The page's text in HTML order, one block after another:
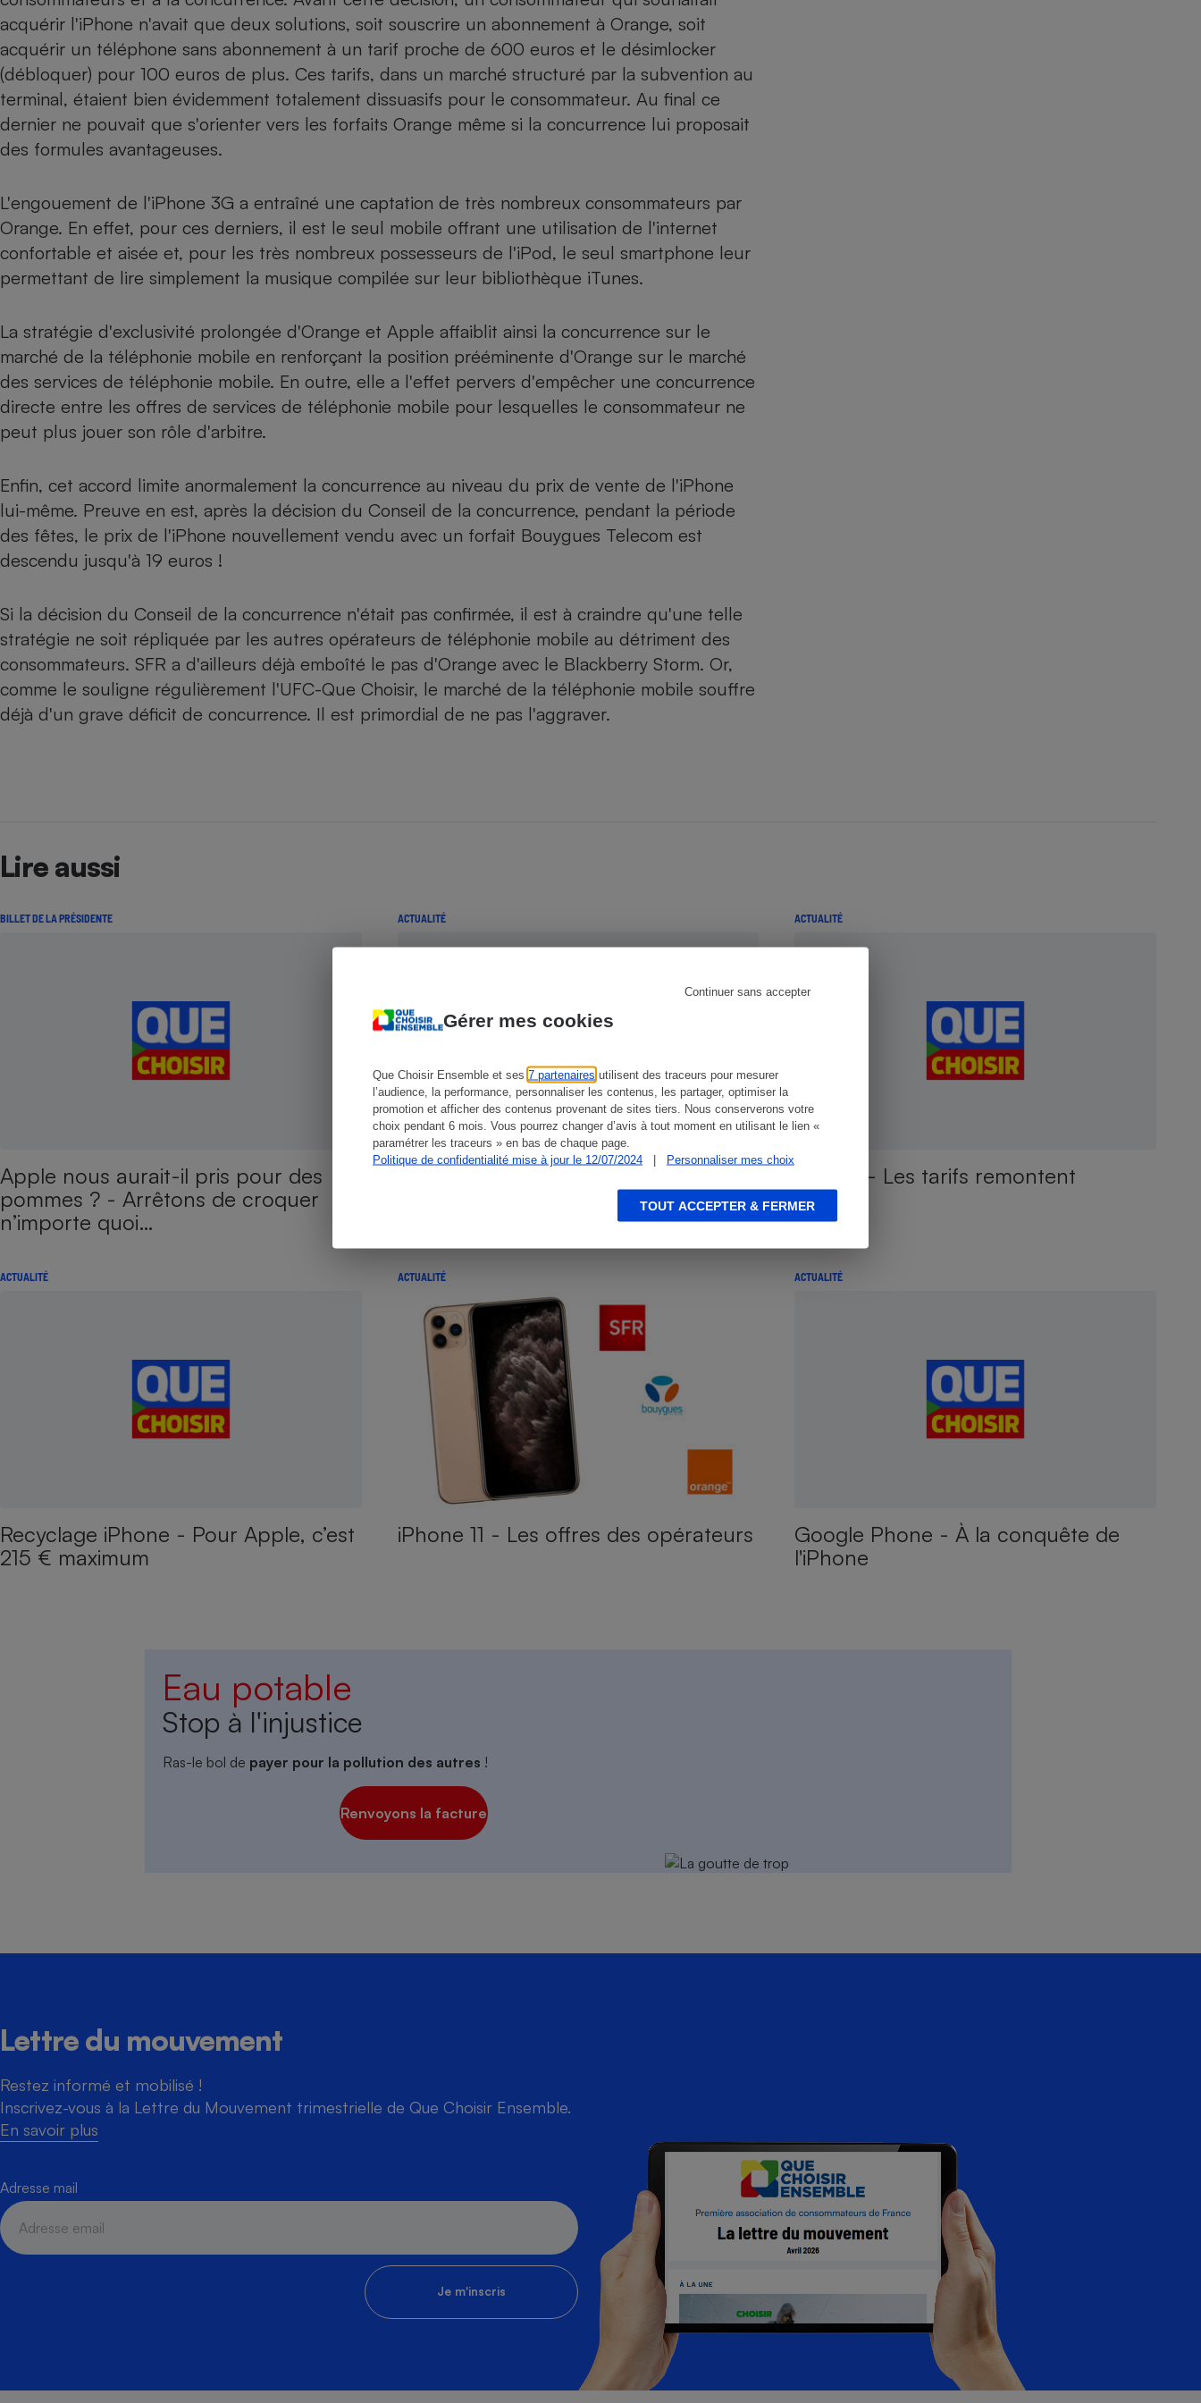
Gérer mes cookies
Que Choisir Ensemble et ses 7 partenaires utilisent des traceurs pour mesurer
l’audience, la performance, personnaliser les contenus, les partager, optimiser la
promotion et afficher des contenus provenant de sites tiers. Nous conserverons votre
choix pendant 6 mois. Vous pourrez changer d’avis à tout moment en utilisant le lien «
paramétrer les traceurs » en bas de chaque page.
Politique de confidentialité mise à jour le 12/07/2024
| Personnaliser mes choix
Continuer sans accepter
TOUT ACCEPTER & FERMER
acquérir l'iPhone n'avait que deux solutions, soit souscrire un abonnement à Orange, soit
acquérir un téléphone sans abonnement à un tarif proche de 600 euros et le désimlocker
(débloquer) pour 100 euros de plus. Ces tarifs, dans un marché structuré par la subvention au
terminal, étaient bien évidemment totalement dissuasifs pour le consommateur. Au final ce
dernier ne pouvait que s'orienter vers les forfaits Orange même si la concurrence lui proposait
des formules avantageuses.
L'engouement de l'iPhone 3G a entraîné une captation de très nombreux consommateurs par
Orange. En effet, pour ces derniers, il est le seul mobile offrant une utilisation de l'internet
confortable et aisée et, pour les très nombreux possesseurs de l'iPod, le seul smartphone leur
permettant de lire simplement la musique compilée sur leur bibliothèque iTunes.
La stratégie d'exclusivité prolongée d'Orange et Apple affaiblit ainsi la concurrence sur le
marché de la téléphonie mobile en renforçant la position prééminente d'Orange sur le marché
des services de téléphonie mobile. En outre, elle a l'effet pervers d'empêcher une concurrence
directe entre les offres de services de téléphonie mobile pour lesquelles le consommateur ne
peut plus jouer son rôle d'arbitre.
Enfin, cet accord limite anormalement la concurrence au niveau du prix de vente de l'iPhone
lui-même. Preuve en est, après la décision du Conseil de la concurrence, pendant la période
des fêtes, le prix de l'iPhone nouvellement vendu avec un forfait Bouygues Telecom est
descendu jusqu'à 19 euros !
Si la décision du Conseil de la concurrence n'était pas confirmée, il est à craindre qu'une telle
stratégie ne soit répliquée par les autres opérateurs de téléphonie mobile au détriment des
consommateurs. SFR a d'ailleurs déjà emboîté le pas d'Orange avec le Blackberry Storm. Or,
comme le souligne régulièrement l'UFC-Que Choisir, le marché de la téléphonie mobile souffre
déjà d'un grave déficit de concurrence. Il est primordial de ne pas l'aggraver.
Lire aussi
BILLET DE LA PRÉSIDENTE
Apple nous aurait-il pris pour des
pommes ? - Arrêtons de croquer
n’importe quoi…
ACTUALITÉ
iPhone 3G - Un peu moins cher,
ACTUALITÉ
iPhone - Les tarifs remontent
ACTUALITÉ
Recyclage iPhone - Pour Apple, c’est
215 € maximum
ACTUALITÉ
iPhone 11 - Les offres des opérateurs
ACTUALITÉ
Google Phone - À la conquête de
l'iPhone
Eau potable
Stop à l'injustice
Ras-le bol de payer pour la pollution des autres !
Renvoyons la facture
Lettre du mouvement
Restez informé et mobilisé !
Inscrivez-vous à la Lettre du Mouvement trimestrielle de Que Choisir Ensemble.
En savoir plus
Adresse mail
Je m'inscris
Complément
alimentaire
Foie gras
Champagne - Comment choisir une
bouteille de champagne
Assurance emprunteur Assurance vie
Banque en ligne
Gros électroménager
Petit électroménager - Ustensile
Plaque de cuisson à
induction
Four encastrable
Climatiseur -
Ventilateur
Aspirateur
Robot ménager
Internet
Téléphonie
Téléviseur Ordinateur portable
Smartphone
numérique
Antivirus
Matelas Poêle à granulés
Radiateur électrique Électricité - Gaz
Mutuelle Aide auditive